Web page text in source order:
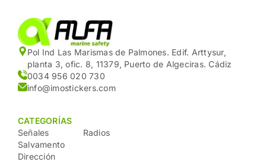
Pol Ind Las Marismas de Palmones. Edif. Arttysur,
planta 3, ofic. 8, 11379, Puerto de Algeciras. Cádiz
0034 956 020 730
info@imostickers.com
CATEGORÍAS
Señales
Salvamento
Dirección
Radios